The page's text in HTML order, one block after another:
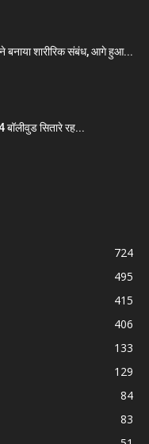
बनाया शारीरिक संबंध, आगे हुआ...
सितारे रह...
724
495
415
406
133
129
84
83